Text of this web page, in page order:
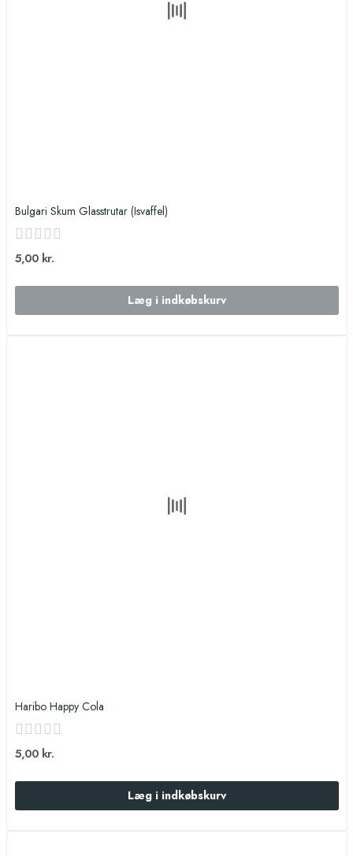
Bulgari Skum Glasstrutar (Isvaffel)
5,00 kr.
Læg i indkøbskurv
Haribo Happy Cola
5,00 kr.
Læg i indkøbskurv